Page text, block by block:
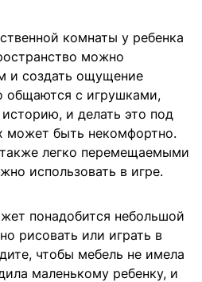
комнаты у ребенка
можно
и создать ощущение
общаются с игрушками,
и делать это под
может быть некомфортно.
легко перемещаемыми
использовать в игре.
понадобится небольшой
рисовать или играть в
чтобы мебель не имела
маленькому ребенку, и